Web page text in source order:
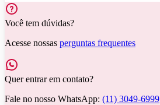
Você tem dúvidas?
Acesse nossas perguntas frequentes
Quer entrar em contato?
Fale no nosso WhatsApp: (11) 3049-6999